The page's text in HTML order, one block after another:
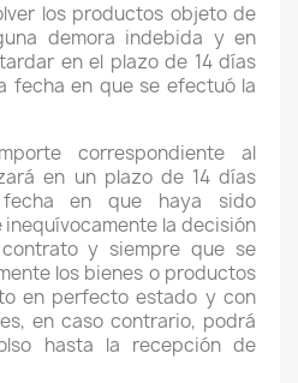
los productos objeto de
demora indebida y en
en el plazo de 14 días
fecha en que se efectuó la
correspondiente al
en un plazo de 14 días
en que haya sido
la decisión
y siempre que se
los bienes o productos
en perfecto estado y con
en caso contrario, podrá
hasta la recepción de